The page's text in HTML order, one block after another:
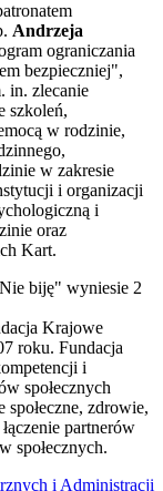
Andrzeja
ograniczania
bezpieczniej",
in. zlecanie
szkoleń,
w rodzinie,
w zakresie
i organizacji
i
oraz
Kart.
biję" wyniesie 2
Krajowe
roku. Fundacja
i
społecznych
zdrowie,
partnerów
społecznych.
i Administracji